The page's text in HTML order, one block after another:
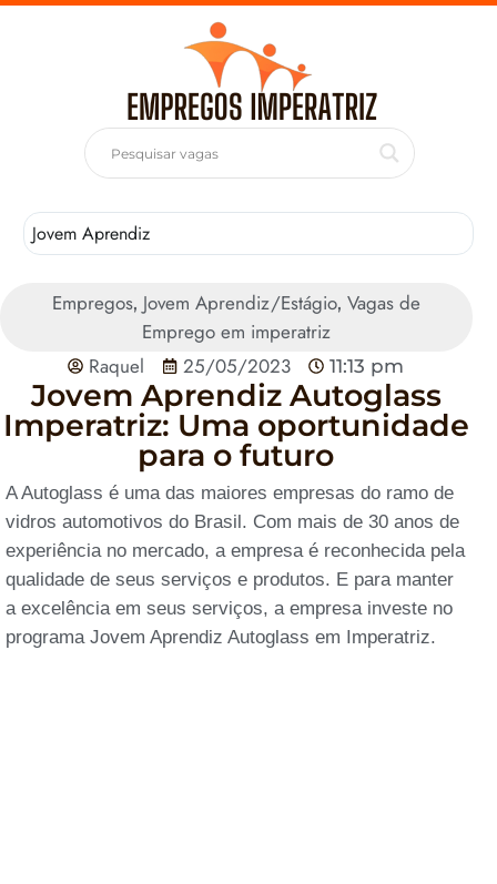
Jovem Aprendiz
Empregos, Jovem Aprendiz/Estágio, Vagas de
Emprego em imperatriz
Raquel
25/05/2023 11:13 pm
Jovem Aprendiz Autoglass
Imperatriz: Uma oportunidade
para o futuro
A Autoglass é uma das maiores empresas do ramo de
vidros automotivos do Brasil. Com mais de 30 anos de
experiência no mercado, a empresa é reconhecida pela
qualidade de seus serviços e produtos. E para manter
a excelência em seus serviços, a empresa investe no
programa Jovem Aprendiz Autoglass em Imperatriz.